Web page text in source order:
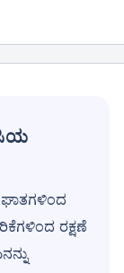
ರಕ್ಷಣೆ